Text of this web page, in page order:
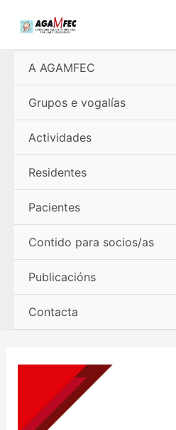
A AGAMFEC
Grupos e vogalías
Actividades
Residentes
Pacientes
Contido para socios/as
Publicacións
Contacta
entradas